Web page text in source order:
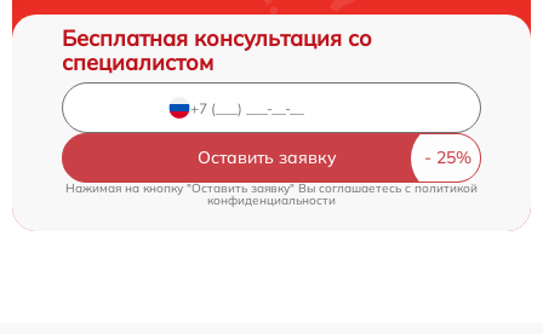
Бесплатная консультация со
специалистом
Оставить заявку
Нажимая на кнопку "Оставить заявку" Вы соглашаетесь c политикой
конфиденциальности